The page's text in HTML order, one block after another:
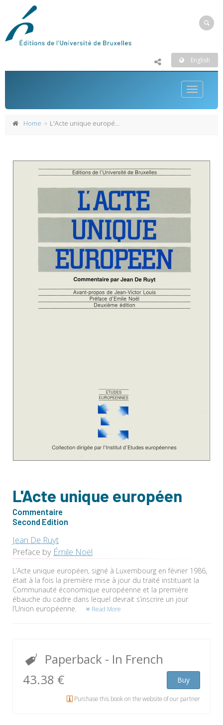
English
Toggle
Home L'Acte unique européen
L'Acte unique européen
Commentaire
Second Edition
Jean De Ruyt
Preface by Émile Noël
L’Acte unique européen, signé à Luxembourg en février 1986,
était à la fois la première mise à jour du traité instituant la
Communauté économique européenne et la première
ébauche du cadre dans lequel devrait s’inscrire un jour
l’Union européenne.
Read More
Paperback - In French
43.38 €
Buy
Purchase this book on the website of our partner